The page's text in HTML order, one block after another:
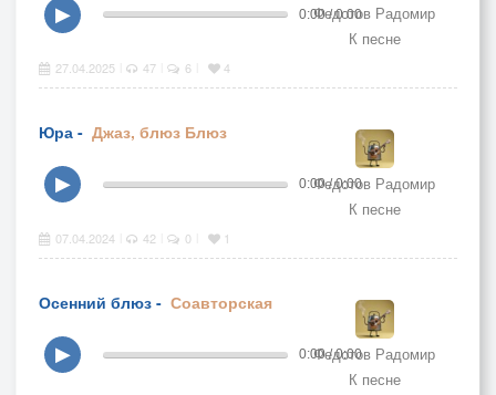
Федотов Радомир
К песне
▶ 0:00 / 0:00
27.04.2025 47 6 4
Юра - Джаз, блюз Блюз
Федотов Радомир
К песне
▶ 0:00 / 0:00
07.04.2024 42 0 1
Осенний блюз - Соавторская
Федотов Радомир
К песне
▶ 0:00 / 0:00